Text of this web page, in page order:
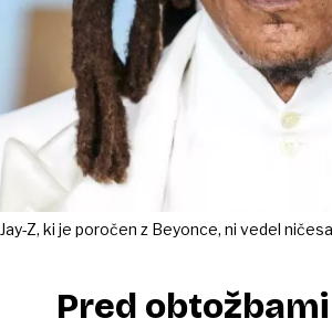
Z, ki je poročen z Beyonce, ni vedel
Pred